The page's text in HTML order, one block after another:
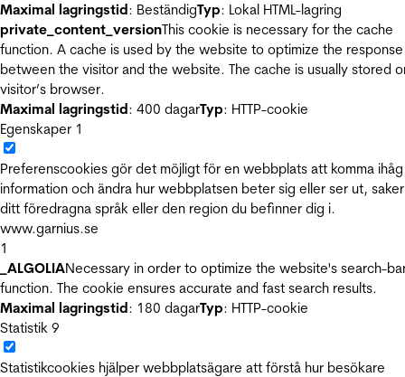
Maximal lagringstid: BeständigTyp: Lokal HTML-lagring
private_content_versionThis cookie is necessary for the cache
function. A cache is used by the website to optimize the
between the visitor and the website. The cache is usually stored
visitor’s browser.
Maximal lagringstid: 400 dagarTyp: HTTP-cookie
Egenskaper 1
Preferenscookies gör det möjligt för en webbplats att komma ihåg
information och ändra hur webbplatsen beter sig eller ser ut,
ditt föredragna språk eller den region du befinner dig i.
www.garnius.se
1
_ALGOLIANecessary in order to optimize the website's search-
function. The cookie ensures accurate and fast search results.
Maximal lagringstid: 180 dagarTyp: HTTP-cookie
Statistik 9
Statistikcookies hjälper webbplatsägare att förstå hur besökare